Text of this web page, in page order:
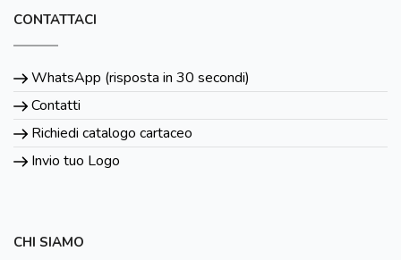
CONTATTACI
WhatsApp (risposta in 30 secondi)
Contatti
Richiedi catalogo cartaceo
Invio tuo Logo
CHI SIAMO